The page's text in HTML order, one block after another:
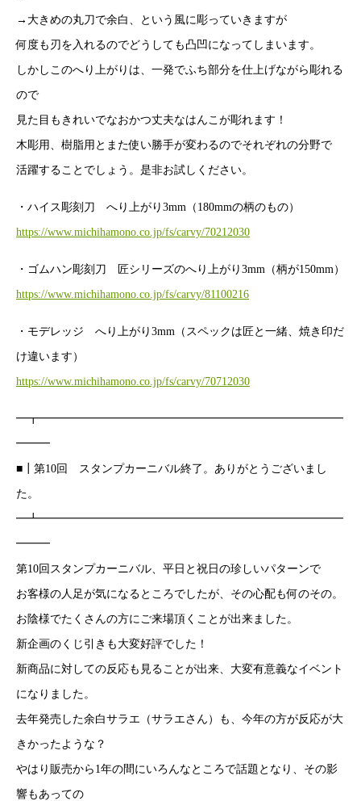
→大きめの丸刀で余白、という風に彫っていきますが
何度も刃を入れるのでどうしても凸凹になってしまいます。
しかしこのへり上がりは、一発でふち部分を仕上げながら彫れる
ので
見た目もきれいでなおかつ丈夫なはんこが彫れます！
木彫用、樹脂用とまた使い勝手が変わるのでそれぞれの分野で
活躍することでしょう。是非お試しください。
・ハイス彫刻刀 へり上がり3mm（180mmの柄のもの）
https://www.michihamono.co.jp/fs/carvy/70212030
・ゴムハン彫刻刀 匠シリーズのへり上がり3mm（柄が150mm）
https://www.michihamono.co.jp/fs/carvy/81100216
・モデレッジ へり上がり3mm（スペックは匠と一緒、焼き印だ
け違います）
https://www.michihamono.co.jp/fs/carvy/70712030
━┳━━━━━━━━━━━━━━━━━━━━━━━━━━━
━━━
■┃第10回 スタンプカーニバル終了。ありがとうございまし
た。
━┻━━━━━━━━━━━━━━━━━━━━━━━━━━━
━━━
第10回スタンプカーニバル、平日と祝日の珍しいパターンで
お客様の人足が気になるところでしたが、その心配も何のその。
お陰様でたくさんの方にご来場頂くことが出来ました。
新企画のくじ引きも大変好評でした！
新商品に対しての反応も見ることが出来、大変有意義なイベント
になりました。
去年発売した余白サラエ（サラエさん）も、今年の方が反応が大
きかったような？
やはり販売から1年の間にいろんなところで話題となり、その影
響もあっての